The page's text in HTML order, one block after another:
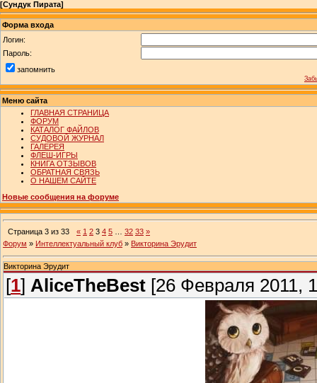
[Сундук Пирата]
Форма входа
Логин:
Пароль:
запомнить
Меню сайта
ГЛАВНАЯ СТРАНИЦА
ФОРУМ
КАТАЛОГ ФАЙЛОВ
СУДОВОЙ ЖУРНАЛ
ГАЛЕРЕЯ
ФЛЕШ-ИГРЫ
КНИГА ОТЗЫВОВ
ОБРАТНАЯ СВЯЗЬ
О НАШЕМ САЙТЕ
Новые сообщения на форуме
Страница 3 из 33 « 1 2 3 4 5 32 33 »
Форум » Интеллектуальный клуб » Викторина Эрудит
Викторина Эрудит
[1] AliceTheBest [26 Февраля 2011,